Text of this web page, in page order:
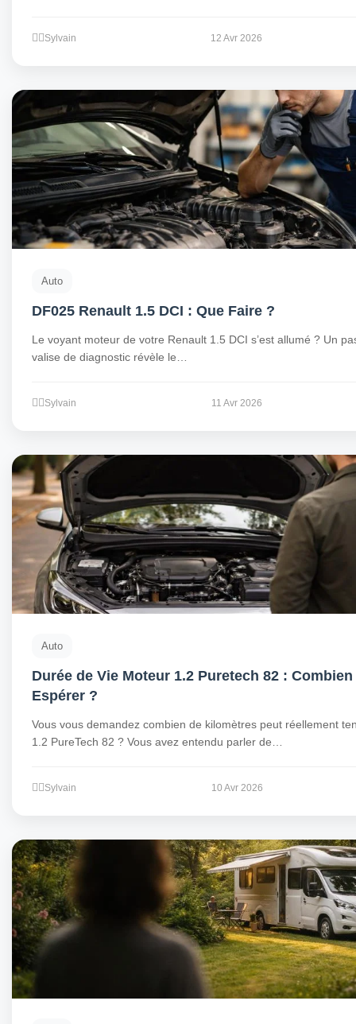
Sylvain 12 Avr 2026
Auto
DF025 Renault 1.5 DCI : Que Faire ?
Le voyant moteur de votre Renault 1.5 DCI s’est allumé ? Un
valise de diagnostic révèle le…
Sylvain 11 Avr 2026
Auto
Durée de Vie Moteur 1.2 Puretech 82 :
Espérer ?
Vous vous demandez combien de kilomètres peut réellement
1.2 PureTech 82 ? Vous avez entendu parler de…
Sylvain 10 Avr 2026